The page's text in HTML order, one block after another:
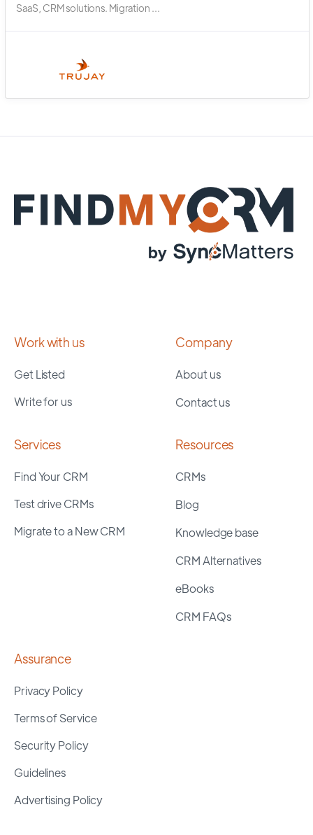
SaaS, CRM solutions. Migration ...
Work with us
Get Listed
Write for us
Company
About us
Contact us
Services
Find Your CRM
Test drive CRMs
Migrate to a New CRM
Resources
CRMs
Blog
Knowledge base
CRM Alternatives
eBooks
CRM FAQs
Assurance
Privacy Policy
Terms of Service
Security Policy
Guidelines
Advertising Policy